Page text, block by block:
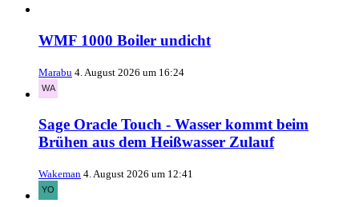
WMF 1000 Boiler undicht
Marabu 4. August 2026 um 16:24
Sage Oracle Touch - Wasser kommt beim
Brühen aus dem Heißwasser Zulauf
Wakeman 4. August 2026 um 12:41